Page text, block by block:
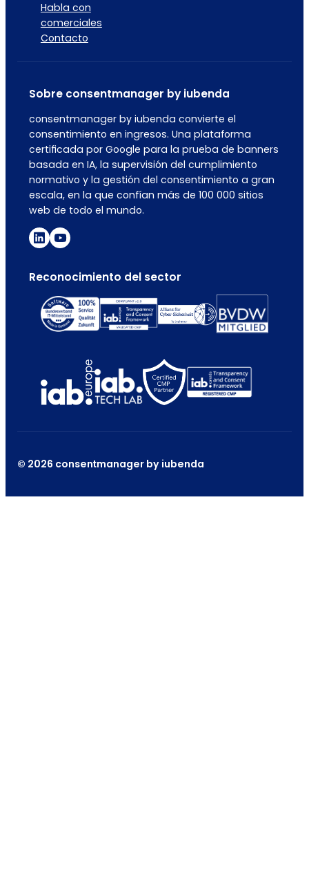
Habla con
comerciales
Contacto
Sobre consentmanager by iubenda
consentmanager by iubenda convierte el
consentimiento en ingresos. Una plataforma
certificada por Google para la prueba de banners
basada en IA, la supervisión del cumplimiento
normativo y la gestión del consentimiento a gran
escala, en la que confían más de 100 000 sitios
web de todo el mundo.
Reconocimiento del sector
© 2026 consentmanager by iubenda